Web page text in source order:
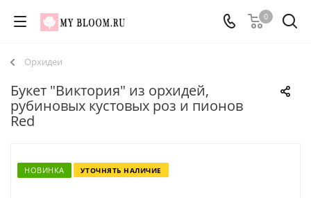
0
Орхидеи
Букет "Виктория" из орхидей,
рубиновых кустовых роз и пионов
Red
НОВИНКА УТОЧНЯТЬ НАЛИЧИЕ